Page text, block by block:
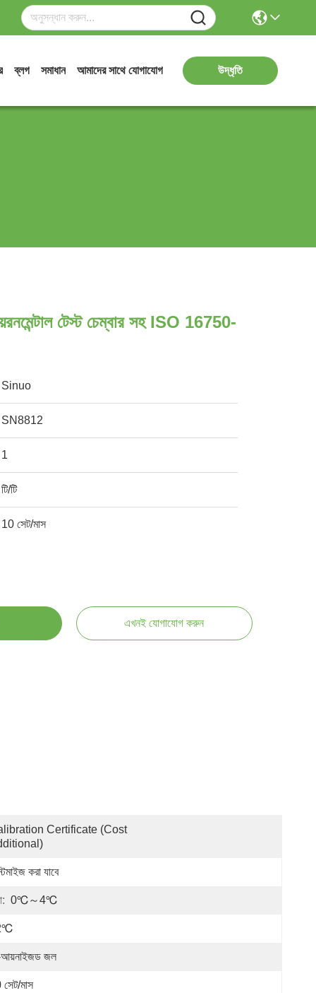
ব্লগ সমাধান আমাদের সাথে যোগাযোগ উদ্ধৃতি
টেস্ট চেম্বার সহ ISO 16750-
Sinuo
SN8812
1
টি/টি
10 সেট/মাস
এখনই যোগাযোগ করুন
Certificate (Cost
করা যাবে
0℃～4℃
আয়নাইজড জল
মাস